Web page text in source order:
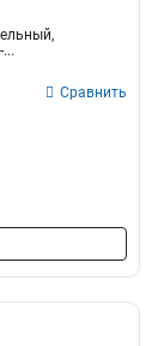
Сравнить